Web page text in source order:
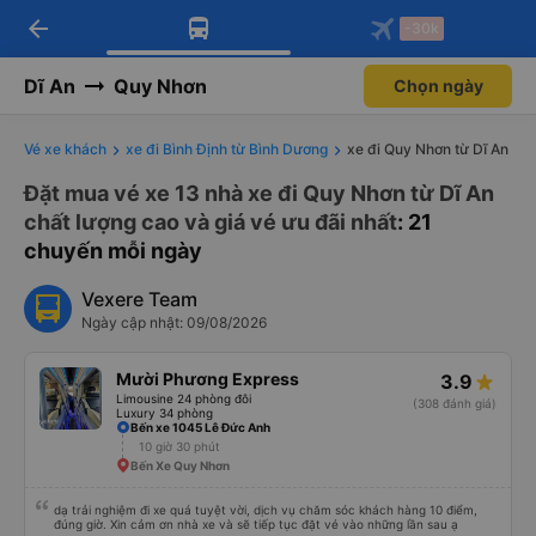
Tải app Vexere ngay!
Nhận ưu đãi thành viên độc
Mở app
Tải app Vexere
-30k/ghế khi đặt vé máy bay qua
Mở app
arrow_back -30k
Dĩ An Quy Nhơn Chọn ngày
Vé xe khách xe đi Bình Định từ Bình Dương xe đi Quy Nhơn từ Dĩ An
Đặt mua vé xe 13 nhà xe đi Quy Nhơn từ Dĩ An
chất lượng cao và giá vé ưu đãi nhất: 21
chuyến mỗi ngày
Vexere Team
Ngày cập nhật: 09/08/2026
Mười Phương Express
Limousine 24 phòng đôi
Luxury 34 phòng
3.9
(308 đánh giá)
Bến xe 1045 Lê Đức Anh
10 giờ 30 phút
Bến Xe Quy Nhơn
dạ trải nghiệm đi xe quá tuyệt vời, dịch vụ chăm sóc khách hàng 10 điểm,
đúng giờ. Xin cảm ơn nhà xe và sẽ tiếp tục đặt vé vào những lần sau ạ